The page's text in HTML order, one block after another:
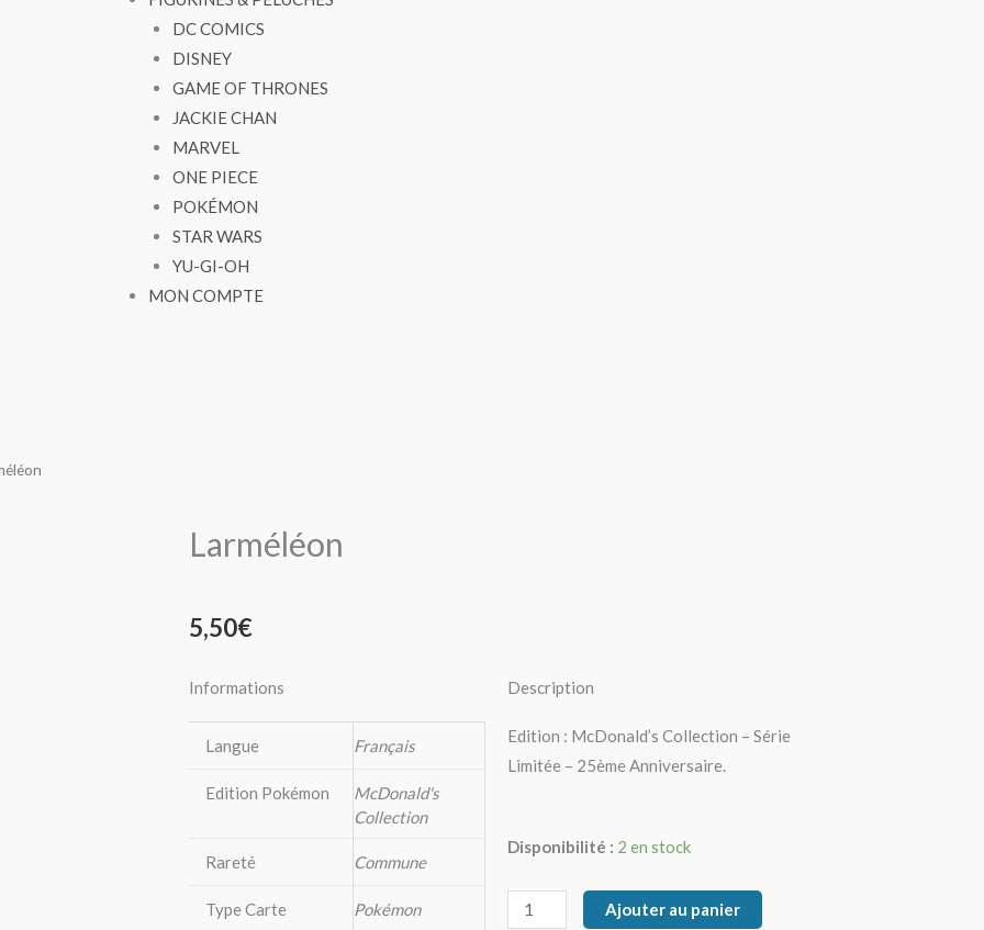
DC COMICS
DISNEY
GAME OF THRONES
JACKIE CHAN
MARVEL
ONE PIECE
POKÉMON
STAR WARS
YU-GI-OH
MON COMPTE
Larméléon
5,50€
Informations
Langue Français
Edition Pokémon
McDonald's
Collection
Rareté Commune
Type Carte Pokémon
Description
Edition : McDonald’s Collection – Série
Limitée – 25ème Anniversaire.
Disponibilité : 2 en stock
quantité
Larméléon
Ajouter au panier